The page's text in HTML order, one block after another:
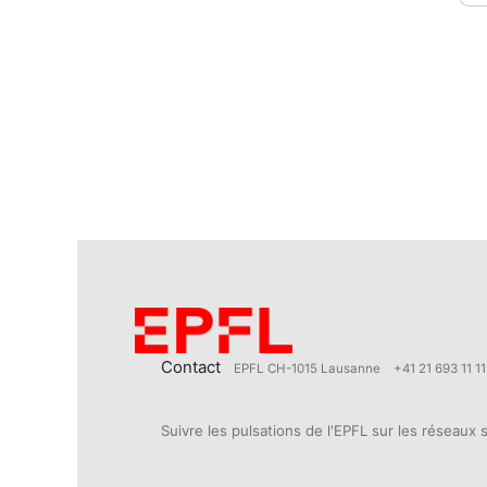
Contact EPFL CH-1015 Lausanne +41 21 693 11 11
Suivre les pulsations de l'EPFL sur les réseaux